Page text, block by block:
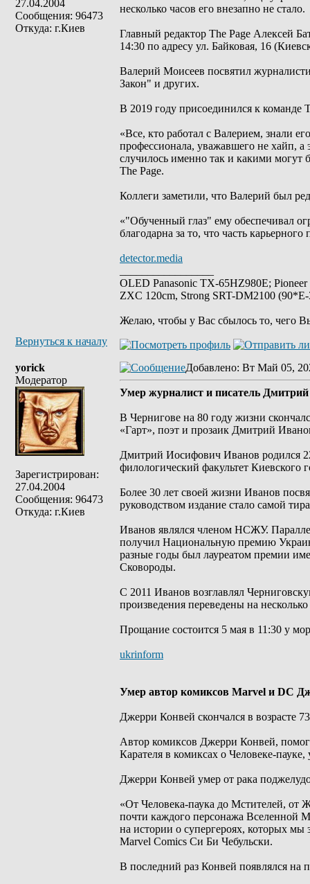
27.04.2004
Сообщения: 96473
Откуда: г.Киев
несколько часов его внезапно не стало.
Главный редактор The Page Алексей
14:30 по адресу ул. Байковая, 16
Валерий Моисеев посвятил
Закон" и других.
В 2019 году присоединился к команде
«Все, кто работал с Валерием, знали
профессионала, уважавшего не хайп, а
случилось именно так и какими могут
The Page.
Коллеги заметили, что Валерий был
«"Обученный глаз" ему обеспечивал
благодарна за то, что часть
detector.media
OLED Panasonic TX-65HZ980E;
ZXC 120cm, Strong SRT-DM2100
Желаю, чтобы у Вас сбылось то, чего
Вернуться к началу
yorick
Модератор
Зарегистрирован:
27.04.2004
Сообщения: 96473
Откуда: г.Киев
Добавлено: Вт Май 05,
Умер журналист и писатель
В Чернигове на 80 году жизни
«Гарт», поэт и прозаик Дмитрий
Дмитрий Иосифович Иванов родился
филологический факультет Киевского
Более 30 лет своей жизни Иванов
руководством издание стало самой
Иванов являлся членом НСЖУ.
получил Национальную премию
разные годы был лауреатом премии
Сковороды.
С 2011 Иванов возглавлял
произведения переведены на
Прощание состоится 5 мая в 11:30 у
ukrinform
Умер автор комиксов Marvel и DC
Джерри Конвей скончался в возрасте
Автор комиксов Джерри Конвей,
Карателя в комиксах о Человеке-
Джерри Конвей умер от рака
«От Человека-паука до Мстителей, от
почти каждого персонажа Вселенной
на истории о супергероях, которых мы
Marvel Comics Си Би Чебульски.
В последний раз Конвей появлялся на